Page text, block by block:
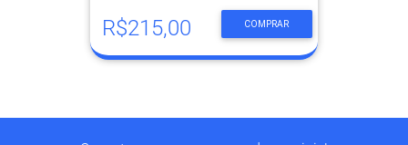
COMPRAR
R$215,00